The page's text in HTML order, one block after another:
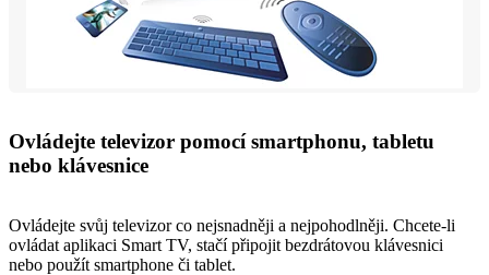
Ovládejte televizor pomocí smartphonu, tabletu
nebo klávesnice
Ovládejte svůj televizor co nejsnadněji a nejpohodlněji. Chcete-li
ovládat aplikaci Smart TV, stačí připojit bezdrátovou klávesnici
nebo použít smartphone či tablet.